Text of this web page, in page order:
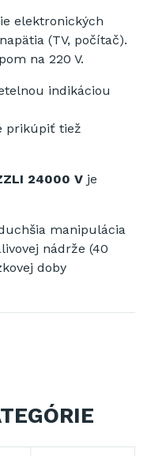
elektronických
(TV, počítač).
na 220 V.
indikáciou
prikúpiť tiež
24000 V je
manipulácia
nádrže (40
doby